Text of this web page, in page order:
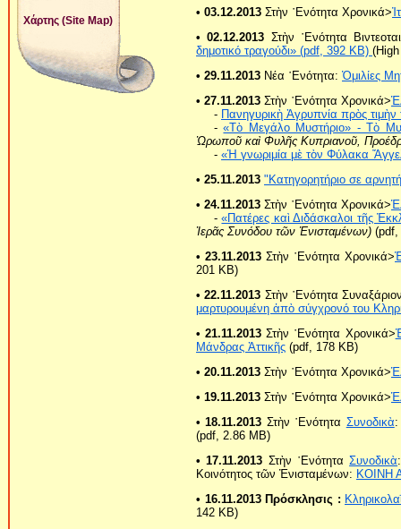
Χάρτης (Site Map)
• 03.12.2013 Στὴν ῾Ενότητα Χρονικά>
• 02.12.2013 Στὴν ῾Ενότητα
δημοτικό τραγούδι» (pdf, 392 KB)
• 29.11.2013 Νέα ῾Ενότητα: Ὁμιλίες
• 27.11.2013 Στὴν ῾Ενότητα Χρονικά>
- Πανηγυρικὴ Ἀγρυπνία πρὸς
-«Τὸ Μεγάλο Μυστήριο» - Τὸ
Ὠρωποῦ καὶ Φυλῆς Κυπριανοῦ,
- «Ἡ γνωριμία μὲ τὸν Φύλακα
• 25.11.2013 "Κατηγορητήριο σε
• 24.11.2013 Στὴν ῾Ενότητα Χρονικά>
-«Πατέρες καὶ Διδάσκαλοι τῆς
Ἱερᾶς Συνόδου τῶν Ἐνισταμένων) (pdf,
• 23.11.2013 Στὴν ῾Ενότητα Χρονικά>
201 KB)
• 22.11.2013 Στὴν ῾Ενότητα
μαρτυρουμένη ἀπὸ σύγχρονό του
• 21.11.2013 Στὴν ῾Ενότητα Χρονικά>
Μάνδρας Ἀττικῆς (pdf, 178 KB)
• 20.11.2013 Στὴν ῾Ενότητα Χρονικά>
• 19.11.2013 Στὴν ῾Ενότητα Χρονικά>
• 18.11.2013 Στὴν ῾Ενότητα Συνοδικὰ
(pdf, 2.86 MB)
• 17.11.2013 Στὴν ῾ΕνότηταΣυνοδικὰ
Κοινότητος τῶν Ἐνισταμένων: ΚΟΙΝΗ
• 16.11.2013 Πρόσκλησις :
142 KB)